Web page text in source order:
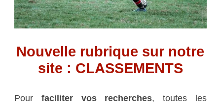
Nouvelle rubrique sur notre
site : CLASSEMENTS
Pour faciliter vos recherches, toutes les